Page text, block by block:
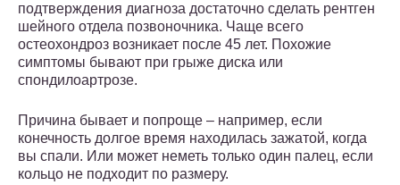
подтверждения диагноза достаточно сделать рентген
шейного отдела позвоночника. Чаще всего
остеохондроз возникает после 45 лет. Похожие
симптомы бывают при грыже диска или
спондилоартрозе.
Причина бывает и попроще – например, если
конечность долгое время находилась зажатой, когда
вы спали. Или может неметь только один палец, если
кольцо не подходит по размеру.